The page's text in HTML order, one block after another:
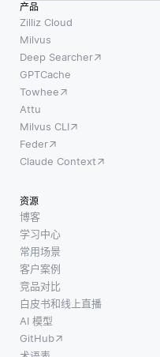
产品
Zilliz Cloud
Milvus
Deep Searcher
GPTCache
Towhee
Attu
Milvus CLI
Feder
Claude Context
资源
博客
学习中心
常用场景
客户案例
竞品对比
白皮书和线上直播
AI 模型
GitHub